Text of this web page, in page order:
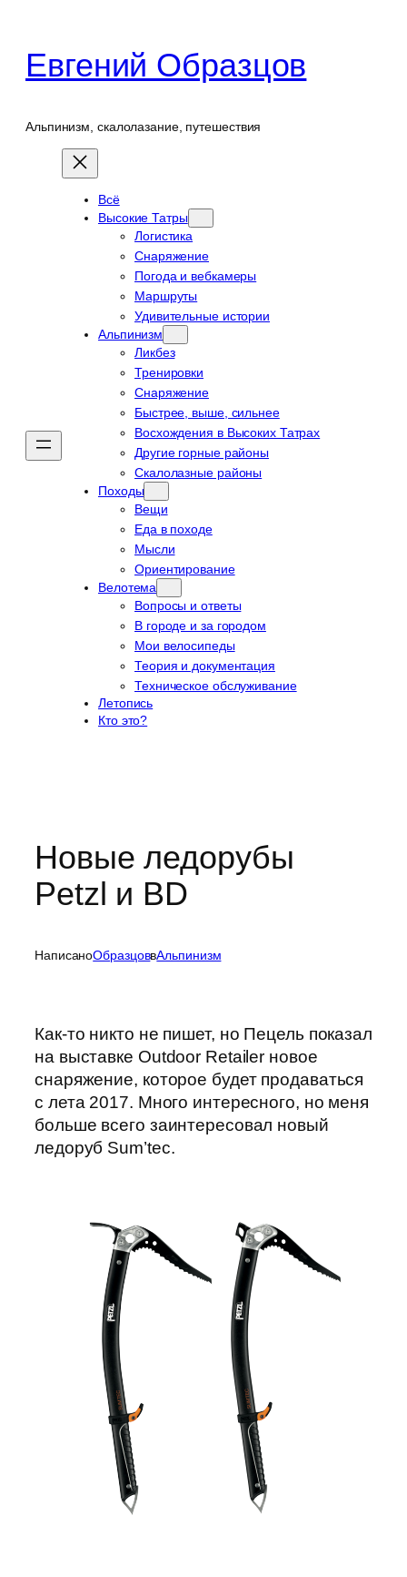
содержимому
Евгений Образцов
Альпинизм, скалолазание, путешествия
Всё
Высокие Татры
Логистика
Снаряжение
Погода и вебкамеры
Маршруты
Удивительные истории
Альпинизм
Ликбез
Тренировки
Снаряжение
Быстрее, выше, сильнее
Восхождения в Высоких Татрах
Другие горные районы
Скалолазные районы
Походы
Вещи
Еда в походе
Мысли
Ориентирование
Велотема
Вопросы и ответы
В городе и за городом
Мои велосипеды
Теория и документация
Техническое обслуживание
Летопись
Кто это?
Новые ледорубы
Petzl и BD
НаписаноОбразцоввАльпинизм
Как-то никто не пишет, но Пецель показал
на выставке Outdoor Retailer новое
снаряжение, которое будет продаваться
с лета 2017. Много интересного, но меня
больше всего заинтересовал новый
ледоруб Sum’tec.